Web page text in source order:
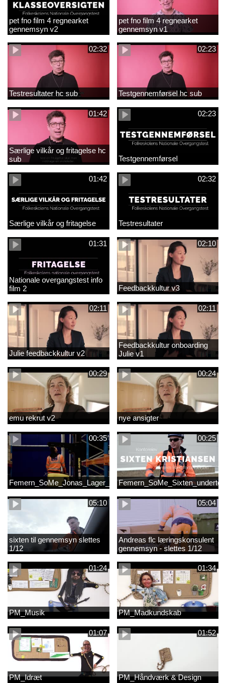
pet fno film 4 regnearket
gennemsyn v2
pet fno film 4 regnearket
gennemsyn v1
02:32
Testresultater hc sub
02:23
Testgennemførsel hc sub
01:42
Særlige vilkår og fritagelse hc
sub
02:23
Testgennemførsel
01:42
Særlige vilkår og fritagelse
02:32
Testresultater
01:31
Nationale overgangstest info
film 2
02:10
Feedbackkultur v3
02:11
Julie feedbackkultur v2
02:11
Feedbackkultur onboarding
Julie v1
00:29
emu rekrut v2
00:24
nye ansigter
00:35
Femern_SoMe_Jonas_Lager_Undertekst
00:25
05:10
sixten til gennemsyn slettes
1/12
05:04
Andreas flc læringskonsulent
gennemsyn - slettes 1/12
01:24
PM_Musik
01:34
PM_Madkundskab
01:07
PM_Idræt
01:52
PM_Håndværk & Design